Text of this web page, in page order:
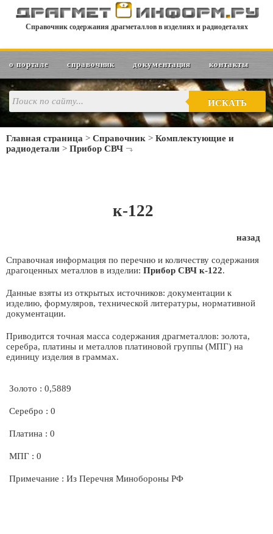
Справочник содержания драгметаллов в изделиях и радиодеталях
о портале справочник документация контакты
ИСКАТЬ
Главная страница > Справочник > Комплектующие и
радиодетали > Прибор СВЧ
к-122
назад
Справочная информация по перечню и количеству содержания
драгоценных металлов в изделии: Прибор СВЧ к-122.
Данные взяты из открытых источников: документации к
изделию, формуляров, технической литературы, нормативной
документации.
Приводится точная масса содержания драгметаллов: золота,
серебра, платины и металлов платиновой группы (МПГ) на
единицу изделия в граммах.
Золото : 0,5889
Серебро : 0
Платина : 0
МПГ : 0
Примечание : Из Перечня Минобороны РФ